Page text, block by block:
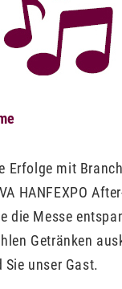
Erfolge mit
HANFEXPO
die Messe
Getränken
unser Gast.